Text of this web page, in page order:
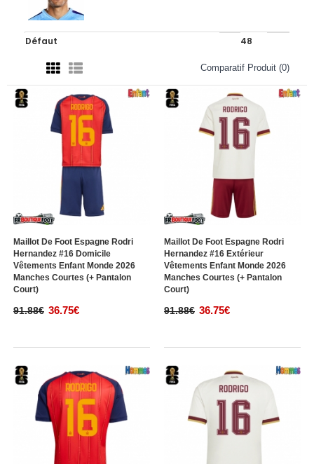
Comparatif Produit (0)
Maillot De Foot Espagne Rodri
Hernandez #16 Domicile
Vêtements Enfant Monde 2026
Manches Courtes (+ Pantalon
Court)
91.88€ 36.75€
Maillot De Foot Espagne Rodri
Hernandez #16 Extérieur
Vêtements Enfant Monde 2026
Manches Courtes (+ Pantalon
Court)
91.88€ 36.75€